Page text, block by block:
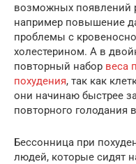
возможных появлений
например повышение
проблемы с
холестерином. А в
повторный набор веса
похудения, так как
они начинаю быстрее
повторного голодания
Бессонница при
людей, которые сидят